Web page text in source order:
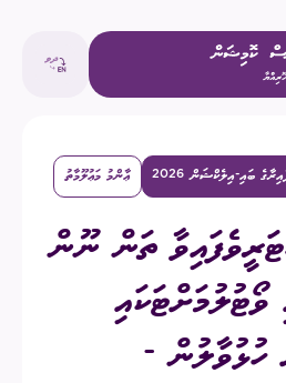
ބައި-އިލެކްޝަން 2026 ޢާންމު މަޢުލޫމާތު
ތަން ނޫން
ވޯޓުލުމަށްޓަކައި
ހުޅުވާލުން -